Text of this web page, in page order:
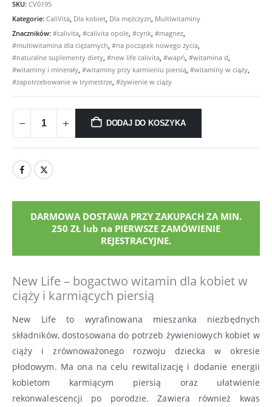
SKU: CV0195
Kategorie: CaliVita Dla kobiet Dla mężczyzn Multiwitaminy
Znaczników: #calivita #calivita opole #cynk #magnez
#multiwitamina dla ciężarnych #na początek nowego życia
#naturalne suplementy diety #new life calivita #wapń #witamina d
#witaminy i minerały #witaminy przy karmieniu piersią #witaminy w ciąży
#zapotrzebowanie w trymestrze #żywienie w ciąży
DODAJ DO KOSZYKA
DARMOWA DOSTAWA PRZY ZAKUPACH ZA MIN.
250 ZŁ lub na PIERWSZE ZAMÓWIENIE
REJESTRACYJNE.
New Life – bogactwo witamin dla kobiet w
ciąży i karmiących piersią
New Life to wyrafinowana mieszanka niezbędnych
składników, dostosowana do potrzeb żywieniowych kobiet w
ciąży i zrównoważonego rozwoju dziecka w okresie
płodowym. Ma ona na celu rewitalizację i dodanie energii
kobietom karmiącym piersią oraz ułatwienie
rekonwalescencji po porodzie. Zawiera również kwas